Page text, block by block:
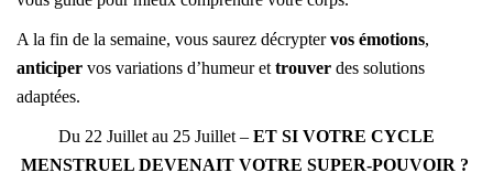
A la fin de la semaine, vous saurez décryptervos émotions,
anticiper vos variations d’humeur et trouver des solutions
adaptées.
Du 22 Juillet au 25 Juillet – ET SI VOTRE CYCLE
MENSTRUEL DEVENAIT VOTRE SUPER-POUVOIR ?